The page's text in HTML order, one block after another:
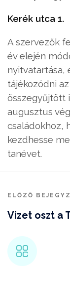
Kerék utca 1.
A szervezők
év elején
nyitvatartása,
tájékozódni
összegyűjtött
augusztus
családokhoz,
kezdhesse
tanévet.
ELŐZŐ
Vizet oszt a